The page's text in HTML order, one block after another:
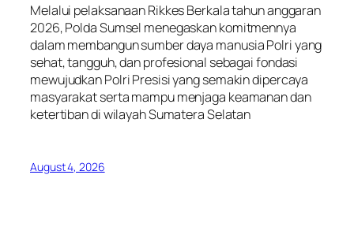
Melalui pelaksanaan Rikkes Berkala tahun anggaran
2026, Polda Sumsel menegaskan komitmennya
dalam membangun sumber daya manusia Polri yang
sehat, tangguh, dan profesional sebagai fondasi
mewujudkan Polri Presisi yang semakin dipercaya
masyarakat serta mampu menjaga keamanan dan
ketertiban di wilayah Sumatera Selatan
August 4, 2026